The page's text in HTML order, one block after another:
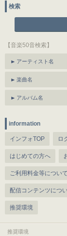
検索
【音楽50音検索】
アーティスト名
楽曲名
アルバム名
information
インフォTOP ロ
はじめての方へ
ご利用料金等について
配信コンテンツにつ
推奨環境
推奨環境